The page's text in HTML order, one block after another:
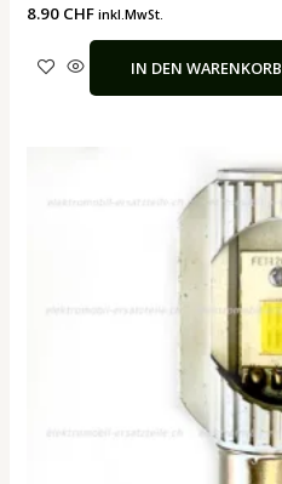
8.90 CHF inkl.MwSt.
IN DEN WARENKORB